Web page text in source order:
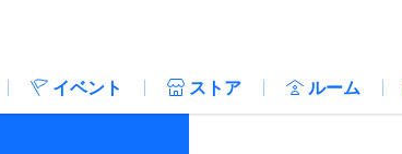
イベント ストア ルーム